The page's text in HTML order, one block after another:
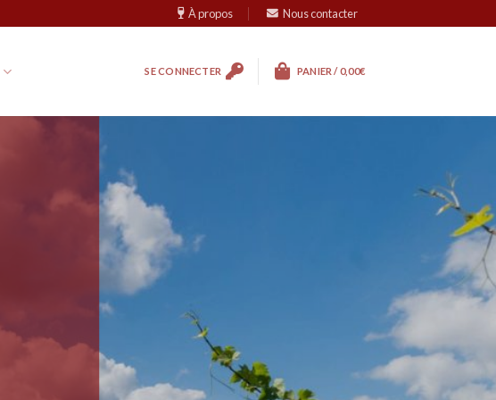
À propos Nous contacter
SE CONNECTER PANIER /0,00€